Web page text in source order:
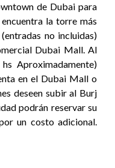
de Dubai para
la torre más
no incluidas)
Dubai Mall. Al
Aproximadamente)
en el Dubai Mall o
deseen subir al Burj
podrán reservar su
un costo adicional.